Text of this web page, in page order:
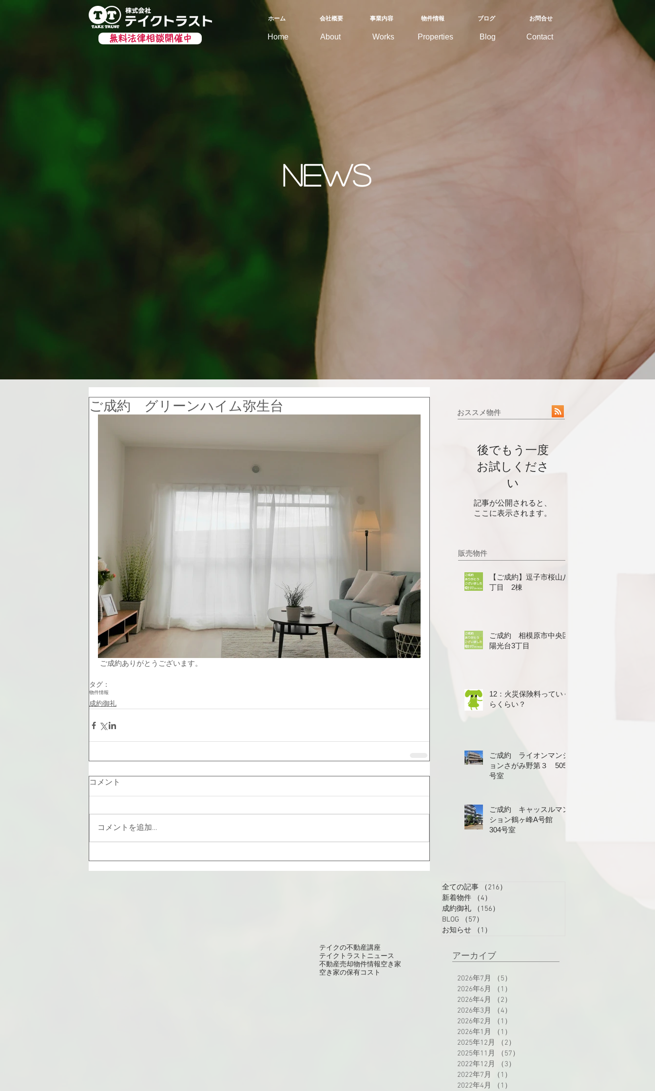
無料法律相談開催中
ホーム 会社概要 ​事業内容 物件情報 ブログ お問合せ
Home About Works Properties Blog Contact
news
おススメ物件
後でもう一度
お試しくださ
い
記事が公開されると、
ここに表示されます。
販売物件
【ご成約】逗子市桜山八
丁目 2棟
ご成約 相模原市中央区
陽光台3丁目
12：火災保険料っていく
らくらい？
ご成約 ライオンマンシ
ョンさがみ野第３ 505
号室
ご成約 キャッスルマン
ション鶴ヶ峰A号館
304号室
全ての記事 （216）
新着物件
（4）
成約御礼
（156）
BLOG
（57）
お知らせ
（1）
テイクの不動産講座
テイクトラスト ニュース
不動産売却物件情報空き家
空き家の保有コスト
アーカイブ
2026年7月 （5）
2026年6月
（1）
2026年4月
（2）
2026年3月
（4）
2026年2月
（1）
2026年1月
（1）
2025年12月
（2）
2025年11月
（57）
2022年12月
（3）
2022年7月
（1）
2022年4月
（1）
ご成約 グリーンハイム弥生台
ご成約ありがとうございます。
タグ：
物件情報
成約御礼
コメント
コメントを追加…